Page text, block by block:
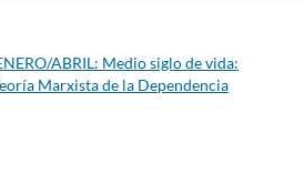
ABRIL: Medio siglo de vida:
Marxista de la Dependencia